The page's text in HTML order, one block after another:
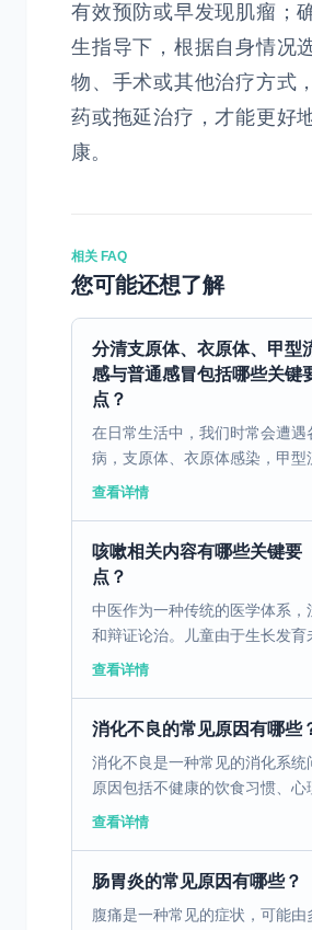
有效预防或早发现肌瘤；
生指导下，根据自身情况
物、手术或其他治疗方式
药或拖延治疗，才能更好
康。
相关 FAQ
您可能还想了解
分清支原体、衣原体、甲型
感与普通感冒包括哪些关键
点？
在日常生活中，我们时常会遭遇
病，支原体、衣原体感染，甲型
感冒便是其中较为常见的类型。
查看详情
咳嗽相关内容有哪些关键要
点？
中医作为一种传统的医学体系，
和辩证论治。儿童由于生长发育
病如肺热感冒、咳嗽痰喘在临床
查看详情
消化不良的常见原因有哪些
消化不良是一种常见的消化系统
原因包括不健康的饮食习惯、心
的疾病。不健康的饮食习惯，如
查看详情
肠胃炎的常见原因有哪些？
腹痛是一种常见的症状，可能由